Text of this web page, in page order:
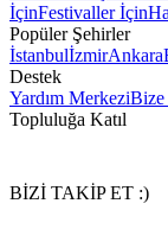
İçinFestivaller İçin
Popüler Şehirler
İstanbulİzmirAnkara
Destek
Yardım MerkeziBize
Topluluğa Katıl
BİZİ TAKİP ET :)